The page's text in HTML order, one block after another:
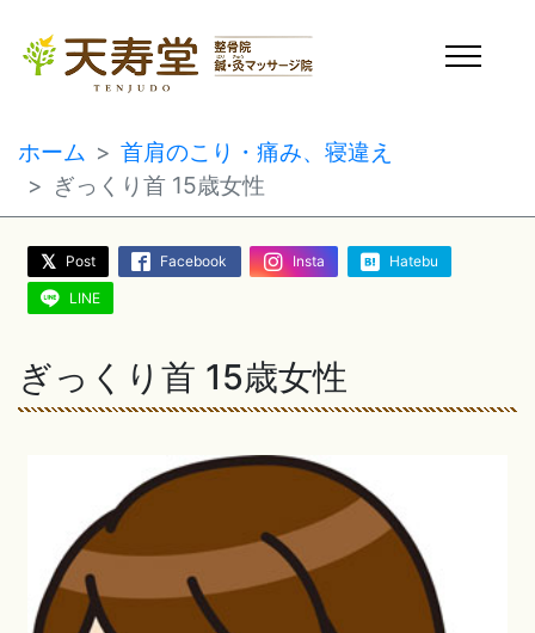
ホーム
首肩のこり・痛み、寝違え
ぎっくり首 15歳女性
Post Facebook Insta Hatebu
LINE
ぎっくり首 15歳女性